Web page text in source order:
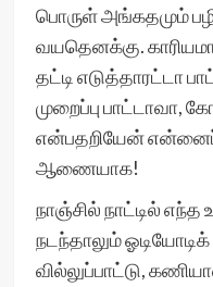
பொருள் அங்கதமும்
வயதெனக்கு.
தட்டி எடுத்தாரட்டா
முறைப்பு பாட்டாவா,
என்பதறியேன்
ஆணையாக!
நாஞ்சில் நாட்டில்
நடந்தாலும்
வில்லுப்பாட்டு,